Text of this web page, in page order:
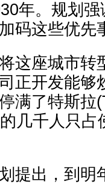
年。规划
码这些优先
这座城市转
正开发能够
满了特斯拉
几千人只占
提出，到明